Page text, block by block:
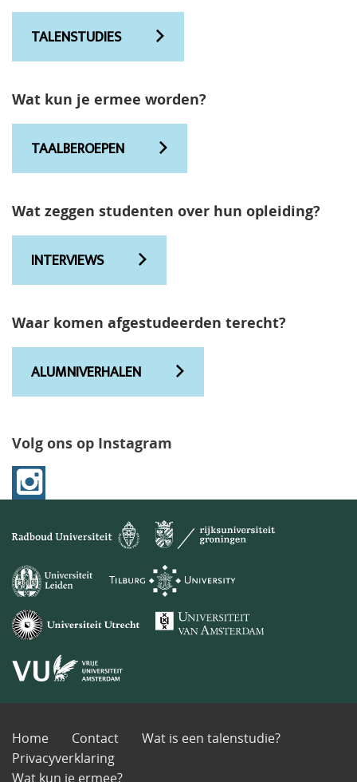
TALENSTUDIES
Wat kun je ermee worden?
TAALBEROEPEN
Wat zeggen studenten over hun opleiding?
INTERVIEWS
Waar komen afgestudeerden terecht?
ALUMNIVERHALEN
Volg ons op Instagram
Home Contact
Wat is een talenstudie?
Privacyverklaring
Wat kun je ermee?